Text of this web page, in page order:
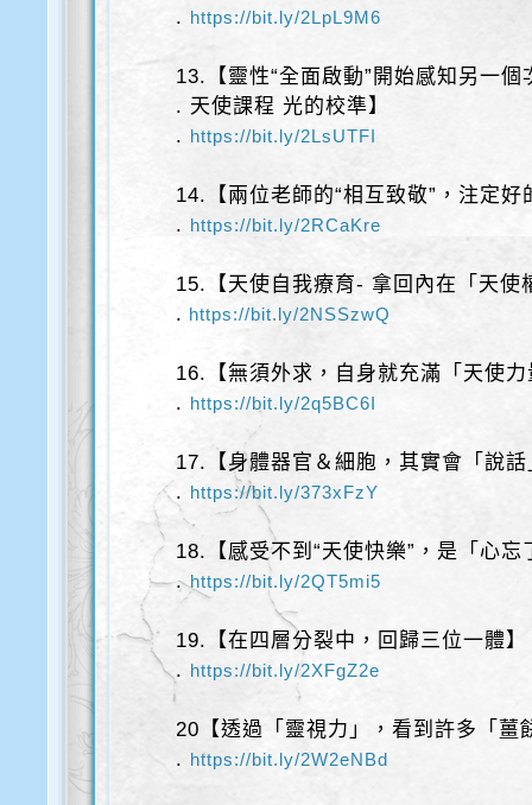
. https://bit.ly/2LpL9M6
13.【靈性“全面啟動”開始感知另一個
. 天使課程 光的校準】
. https://bit.ly/2LsUTFI
14.【兩位老師的“相互致敬”，注定好
. https://bit.ly/2RCaKre
15.【天使自我療育- 拿回內在「天使
. https://bit.ly/2NSSzwQ
16.【無須外求，自身就充滿「天使
. https://bit.ly/2q5BC6I
17.【身體器官＆細胞，其實會「說
. https://bit.ly/373xFzY
18.【感受不到“天使快樂”，是「心忘
.https://bit.ly/2QT5mi5
19.【在四層分裂中，回歸三位一體】
. https://bit.ly/2XFgZ2e
20【透過「靈視力」，看到許多「薑
. https://bit.ly/2W2eNBd